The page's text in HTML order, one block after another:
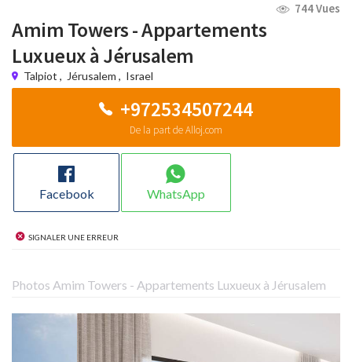
744 Vues
Amim Towers - Appartements
Luxueux à Jérusalem
Talpiot , Jérusalem , Israel
+972534507244
De la part de Alloj.com
Facebook WhatsApp
Signaler une erreur
Photos Amim Towers - Appartements Luxueux à Jérusalem